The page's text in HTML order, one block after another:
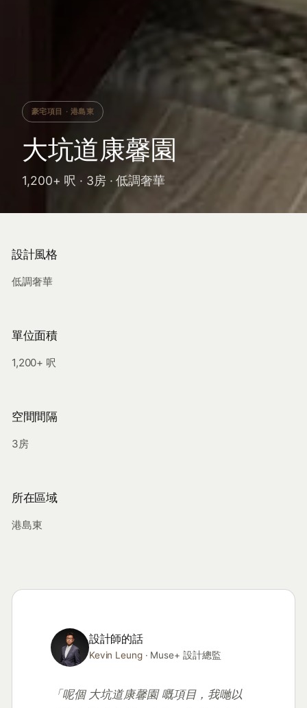
豪宅項目 · 港島東
大坑道康馨園
1,200+ 呎 · 3房 · 低調奢華
設計風格
低調奢華
單位面積
1,200+ 呎
空間間隔
3房
所在區域
港島東
設計師的話
Kevin Leung· Muse+ 設計總監
「呢個 大坑道康馨園 嘅項目，我哋以